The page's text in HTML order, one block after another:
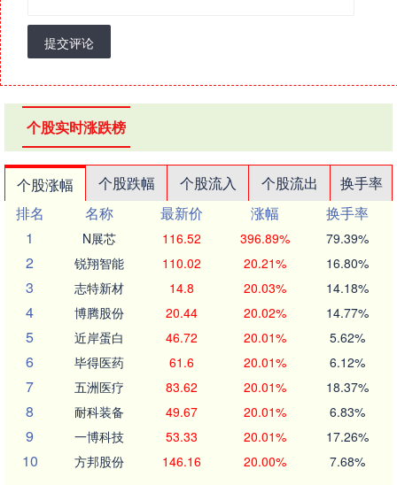
提交评论
个股实时涨跌榜
个股涨幅 个股跌幅 个股流入 个股流出
换手率
排名
名称 最新价 涨幅
换手率
1
N展芯 116.52 396.89% 79.39%
2 锐翔智能 110.02 20.21% 16.80%
3 志特新材 14.8 20.03% 14.18%
4 博腾股份 20.44 20.02% 14.77%
5 近岸蛋白 46.72 20.01% 5.62%
6 毕得医药 61.6 20.01% 6.12%
7 五洲医疗 83.62 20.01% 18.37%
8 耐科装备 49.67 20.01% 6.83%
9 一博科技 53.33 20.01% 17.26%
10 方邦股份 146.16 20.00% 7.68%